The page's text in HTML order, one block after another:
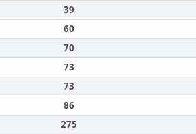
39
60
70
73
73
86
275